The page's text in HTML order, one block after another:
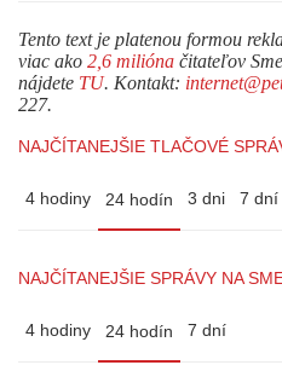
Tento text je platenou formou
viac ako 2,6 milióna čitateľov
nájdete TU. Kontakt:
227.
NAJČÍTANEJŠIE TLAČOVÉ
4 hodiny 24 hodín 3 dni 7 dní
NAJČÍTANEJŠIE SPRÁVY NA
4 hodiny 24 hodín 7 dní